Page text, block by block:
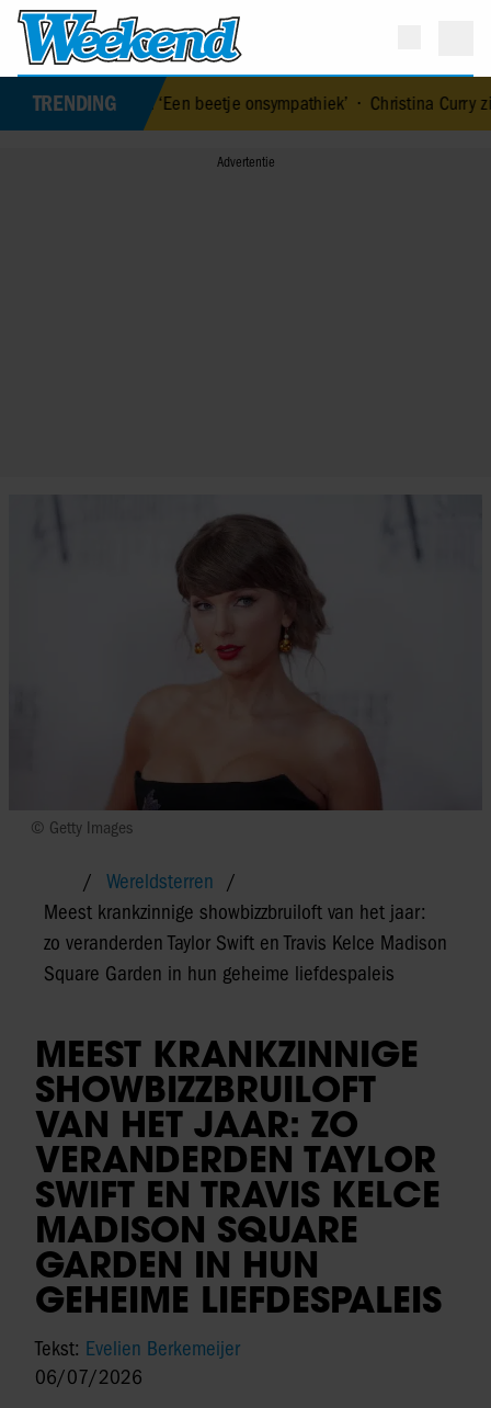
TRENDING
‘Een beetje onsympathiek’• Christina Curry ziek na bevalling
© Getty Images
Wereldsterren
Meest krankzinnige showbizzbruiloft van het jaar:
zo veranderden Taylor Swift en Travis Kelce Madison
Square Garden in hun geheime liefdespaleis
MEEST KRANKZINNIGE
SHOWBIZZBRUILOFT
VAN HET JAAR: ZO
VERANDERDEN TAYLOR
SWIFT EN TRAVIS KELCE
MADISON SQUARE
GARDEN IN HUN
GEHEIME LIEFDESPALEIS
Tekst: Evelien Berkemeijer
06/07/2026